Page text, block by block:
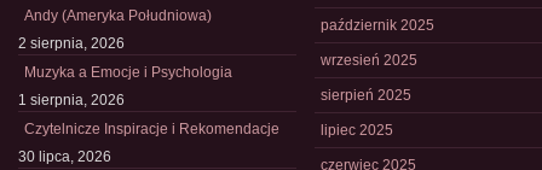
Andy (Ameryka Południowa)
2 sierpnia, 2026
Muzyka a Emocje i Psychologia
1 sierpnia, 2026
Czytelnicze Inspiracje i Rekomendacje
30 lipca, 2026
październik 2025
wrzesień 2025
sierpień 2025
lipiec 2025
czerwiec 2025